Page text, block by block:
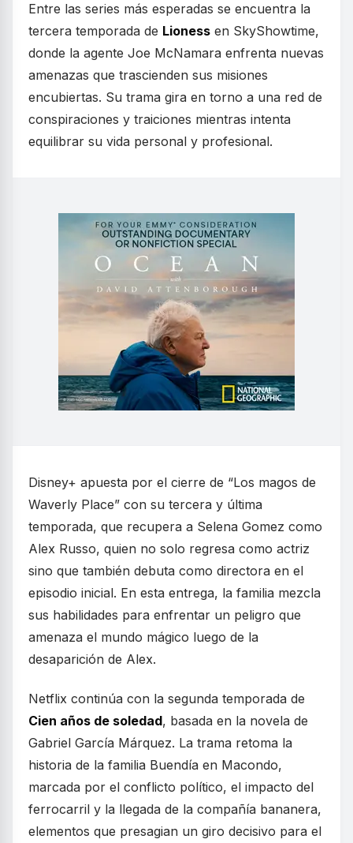
Entre las series más esperadas se encuentra la
tercera temporada de Lioness en SkyShowtime,
donde la agente Joe McNamara enfrenta nuevas
amenazas que trascienden sus misiones
encubiertas. Su trama gira en torno a una red de
conspiraciones y traiciones mientras intenta
equilibrar su vida personal y profesional.
Disney+ apuesta por el cierre de “Los magos de
Waverly Place” con su tercera y última
temporada, que recupera a Selena Gomez como
Alex Russo, quien no solo regresa como actriz
sino que también debuta como directora en el
episodio inicial. En esta entrega, la familia mezcla
sus habilidades para enfrentar un peligro que
amenaza el mundo mágico luego de la
desaparición de Alex.
Netflix continúa con la segunda temporada de
Cien años de soledad, basada en la novela de
Gabriel García Márquez. La trama retoma la
historia de la familia Buendía en Macondo,
marcada por el conflicto político, el impacto del
ferrocarril y la llegada de la compañía bananera,
elementos que presagian un giro decisivo para el